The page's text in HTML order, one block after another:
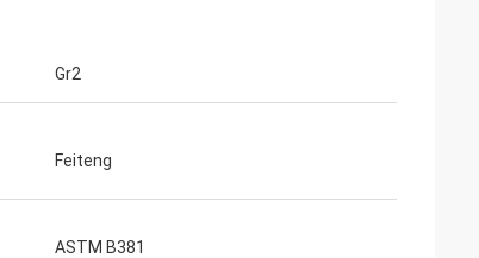
Gr2
Feiteng
ASTM B381